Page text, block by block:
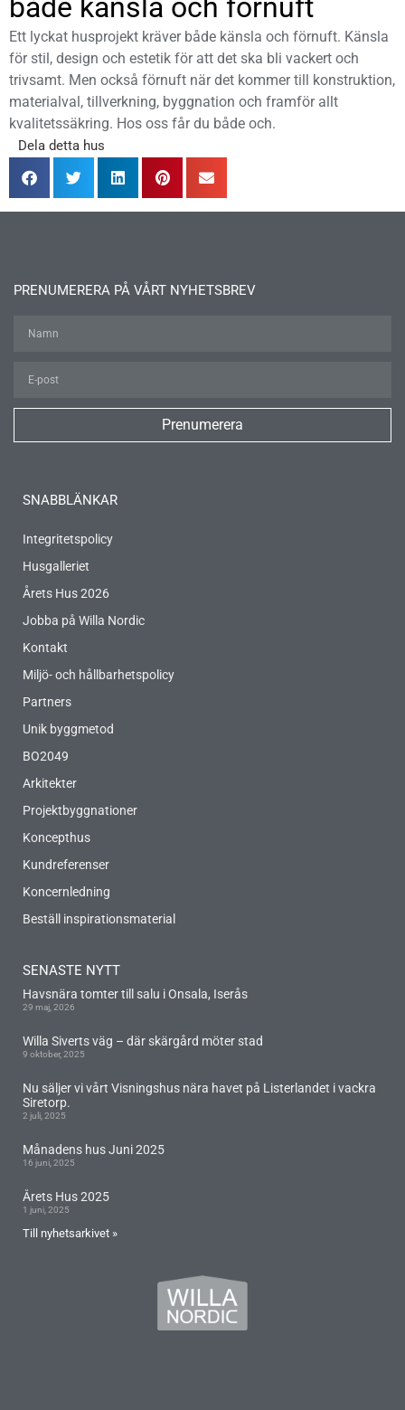
både känsla och förnuft
Ett lyckat husprojekt kräver både känsla och förnuft. Känsla
för stil, design och estetik för att det ska bli vackert och
trivsamt. Men också förnuft när det kommer till konstruktion,
materialval, tillverkning, byggnation och framför allt
kvalitetssäkring. Hos oss får du både och.
Dela detta hus
SENASTE NYTT
Havsnära tomter till salu i Onsala, Iserås
29 maj, 2026
Willa Siverts väg – där skärgård möter stad
9 oktober, 2025
Nu säljer vi vårt Visningshus nära havet på Listerlandet i vackra
Siretorp.
2 juli, 2025
Månadens hus Juni 2025
16 juni, 2025
Årets Hus 2025
1 juni, 2025
Till nyhetsarkivet »
SNABBLÄNKAR
Integritetspolicy
Husgalleriet
Årets Hus 2026
Jobba på Willa Nordic
Kontakt
Miljö- och hållbarhetspolicy
Partners
Unik byggmetod
BO2049
Arkitekter
Projektbyggnationer
Koncepthus
Kundreferenser
Koncernledning
Beställ inspirationsmaterial
PRENUMERERA PÅ VÅRT NYHETSBREV
Prenumerera